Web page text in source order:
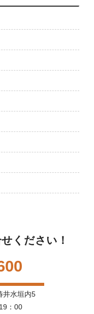
ください！
井水垣内5
：00